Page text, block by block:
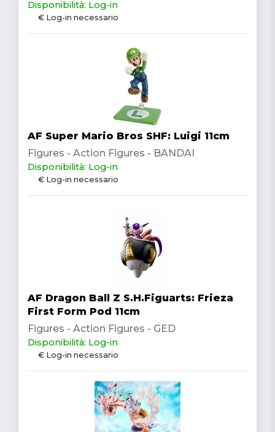
Disponibilità: Log-in
€ Log-in necessario
AF Super Mario Bros SHF: Luigi 11cm
Figures - Action Figures - BANDAI
Disponibilità: Log-in
€ Log-in necessario
AF Dragon Ball Z S.H.Figuarts: Frieza
First Form Pod 11cm
Figures - Action Figures - GED
Disponibilità: Log-in
€ Log-in necessario